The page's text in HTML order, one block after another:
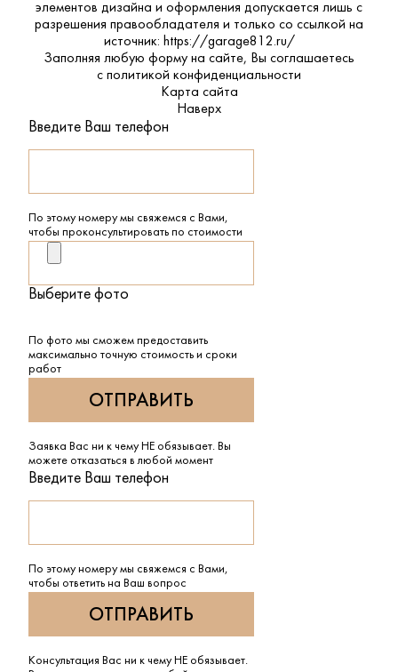
элементов дизайна и оформления допускается лишь с
разрешения правообладателя и только со ссылкой на
источник: https://garage812.ru/
Заполняя любую форму на сайте, Вы соглашаетесь
с политикой конфиденциальности
Карта сайта
Наверх
Введите Ваш телефон
По этому номеру мы свяжемся с Вами,
чтобы проконсультировать по стоимости
Выберите фото
По фото мы сможем предоставить
максимально точную стоимость и сроки
работ
Заявка Вас ни к чему НЕ обязывает. Вы
можете отказаться в любой момент
Введите Ваш телефон
По этому номеру мы свяжемся с Вами,
чтобы ответить на Ваш вопрос
Консультация Вас ни к чему НЕ обязывает.